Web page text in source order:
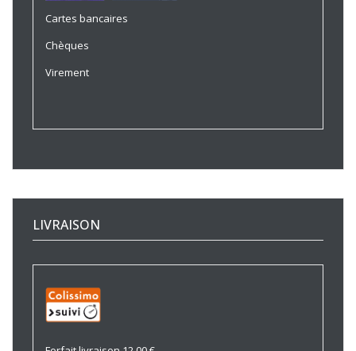
Cartes bancaires
Chèques
Virement
LIVRAISON